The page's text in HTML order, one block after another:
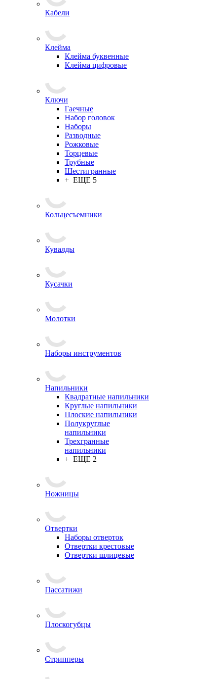
Кабели
Клейма
Клейма буквенные
Клейма цифровые
Ключи
Гаечные
Набор головок
Наборы
Разводные
Рожковые
Торцевые
Трубные
Шестигранные
+ ЕЩЕ 5
Кольцесъемники
Кувалды
Кусачки
Молотки
Наборы инструментов
Напильники
Квадратные напильники
Круглые напильники
Плоские напильники
Полукруглые
напильники
Трехгранные
напильники
+ ЕЩЕ 2
Ножницы
Отвертки
Наборы отверток
Отвертки крестовые
Отвертки шлицевые
Пассатижи
Плоскогубцы
Стрипперы